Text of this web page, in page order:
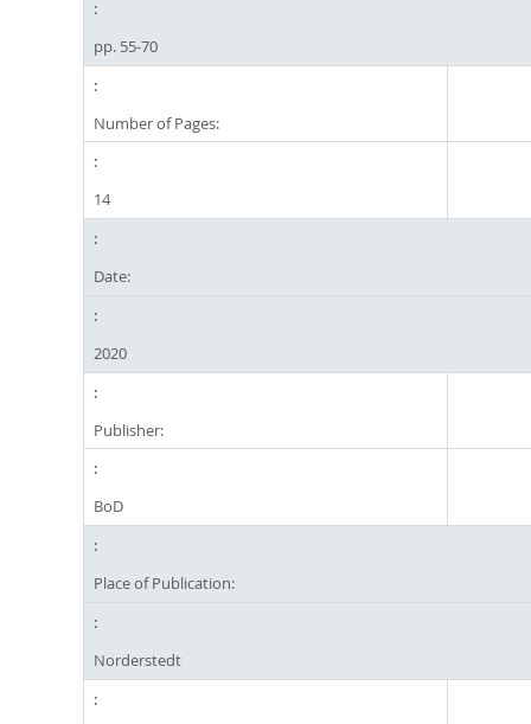
pp. 55-70
Number of Pages:
14
Date:
2020
Publisher:
BoD
Place of Publication:
Norderstedt